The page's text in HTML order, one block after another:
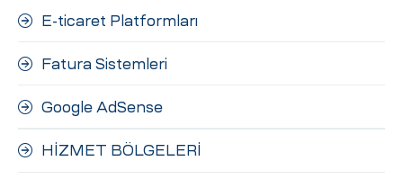
E-ticaret Platformları
Fatura Sistemleri
Google AdSense
HİZMET BÖLGELERİ